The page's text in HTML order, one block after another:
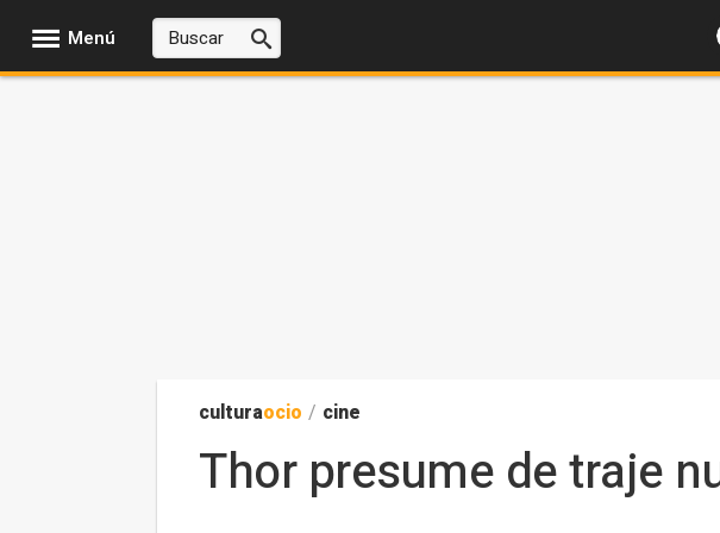
Menú
culturaocio / cine
Thor presume de traje